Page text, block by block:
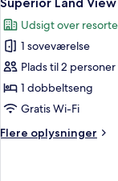
alle
billeder
af
Superior
Land
View
Udsigt over
1 soveværelse
Plads til 2 personer
1 dobbeltseng
Gratis Wi-Fi
Flere oplysninger
Flere